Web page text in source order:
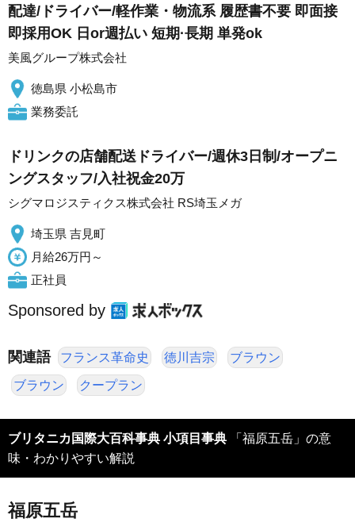
配達/ドライバー/軽作業・物流系 履歴書不要 即面接
即採用OK 日or週払い 短期·長期 単発ok
美風グループ株式会社
徳島県 小松島市
業務委託
ドリンクの店舗配送ドライバー/週休3日制/オープニ
ングスタッフ/入社祝金20万
シグマロジスティクス株式会社 RS埼玉メガ
埼玉県 吉見町
月給26万円～
正社員
Sponsored by
関連語 フランス革命史 徳川吉宗 ブラウン
ブラウン クープラン
ブリタニカ国際大百科事典 小項目事典 「福原五岳」の意
味・わかりやすい解説
福原五岳